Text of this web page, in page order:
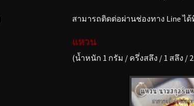
สามารถติดต่อผ่านช่องทาง Line ได้
แหวน
(น้ำหนัก 1 กรัม / ครึ่งสลึง / 1 สลึง /